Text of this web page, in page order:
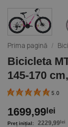
Prima pagină /
Bicicleta
145-170
5.0
1699,99lei
2229,99 lei